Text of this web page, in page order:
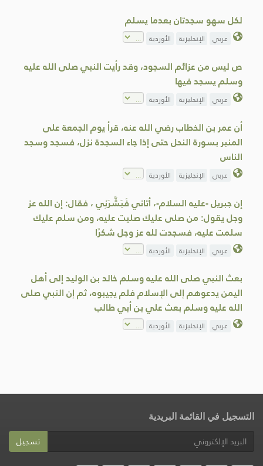
لكل سهو سجدتان بعدما يسلم
عربي الإنجليزية الأوردية
ص ليس من عزائم السجود، وقد رأيت النبي صلى الله عليه
وسلم يسجد فيها
عربي الإنجليزية الأوردية
أن عمر بن الخطاب رضي الله عنه، قرأ يوم الجمعة على
المنبر بسورة النحل حتى إذا جاء السجدة نزل، فسجد وسجد
الناس
عربي الإنجليزية الأوردية
إن جبريل -عليه السلام-، أتاني فَبَشَّرَنِي ، فقال: إن الله عز
وجل يقول: من صلى عليك صليت عليه، ومن سلم عليك
سلمت عليه، فسجدت لله عز وجل شكرًا
عربي الإنجليزية الأوردية
بعث النبي صلى الله عليه وسلم خالد بن الوليد إلى أهل
اليمن يدعوهم إلى الإسلام فلم يجيبوه، ثم إن النبي صلى
الله عليه وسلم بعث علي بن أبي طالب
عربي الإنجليزية الأوردية
التسجيل في القائمة البريدية
تسجيل